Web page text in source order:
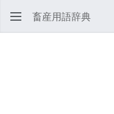
畜産用語辞典